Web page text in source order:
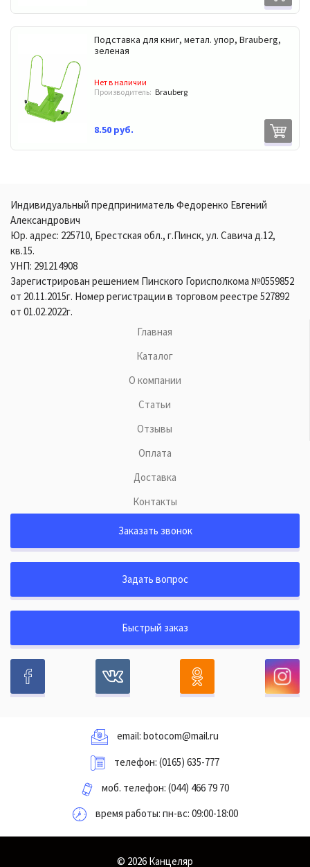
Подставка для книг, метал. упор, Brauberg,
зеленая
Нет в наличии
Производитель: Brauberg
8.50 руб.
Индивидуальный предприниматель Федоренко Евгений
Александрович
Юр. адрес: 225710, Брестская обл., г.Пинск, ул. Савича д.12,
кв.15.
УНП: 291214908
Зарегистрирован решением Пинского Горисполкома №0559852
от 20.11.2015г. Номер регистрации в торговом реестре 527892
от 01.02.2022г.
Главная
Каталог
О компании
Статьи
Отзывы
Оплата
Доставка
Контакты
Заказать звонок
Задать вопрос
Быстрый заказ
email: botocom@mail.ru
телефон: (0165) 635-777
моб. телефон: (044) 466 79 70
время работы: пн-вс: 09:00-18:00
© 2026 Канцеляр